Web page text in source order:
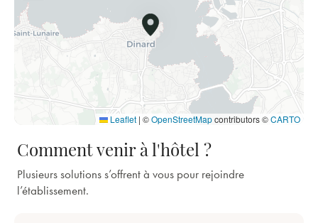
Leaflet | ©OpenStreetMapcontributors ©CARTO
Comment venir à l'hôtel ?
Plusieurs solutions s’offrent à vous pour rejoindre
l’établissement.